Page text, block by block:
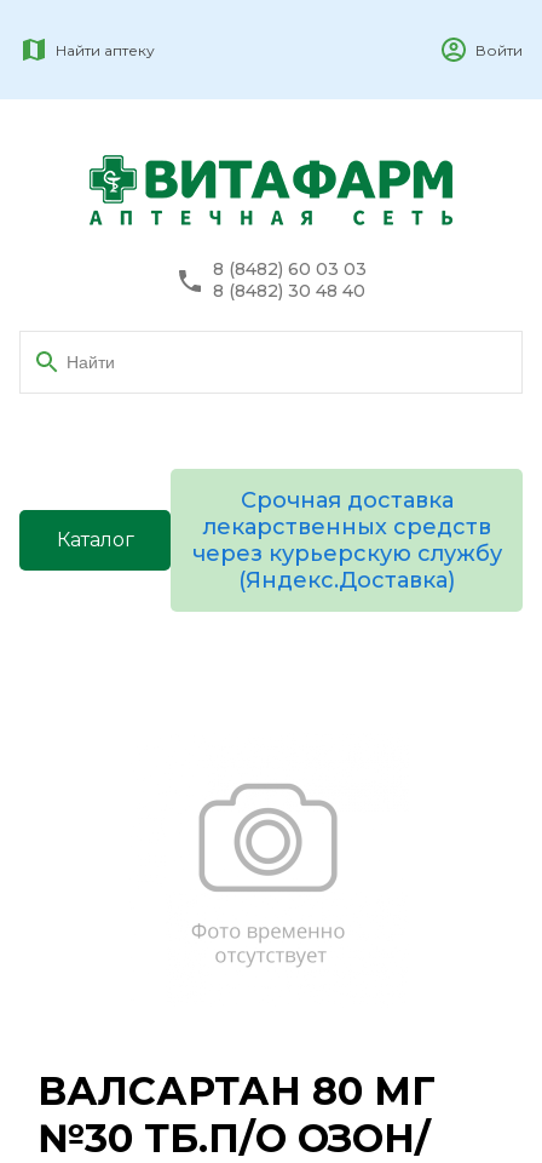
Найти аптеку Войти
8 (8482) 60 03 03
8 (8482) 30 48 40
Каталог
Срочная доставка
лекарственных средств
через курьерскую службу
(Яндекс.Доставка)
ВАЛСАРТАН 80 МГ
№30 ТБ.П/О ОЗОН/